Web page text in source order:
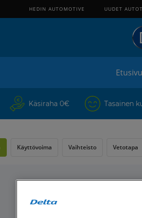
HEDIN AUTOMOTIVE UUDET AUTOT
Etusivu
Käsiraha 0€ Tasainen
Käyttövoima Vaihteisto Vetotapa